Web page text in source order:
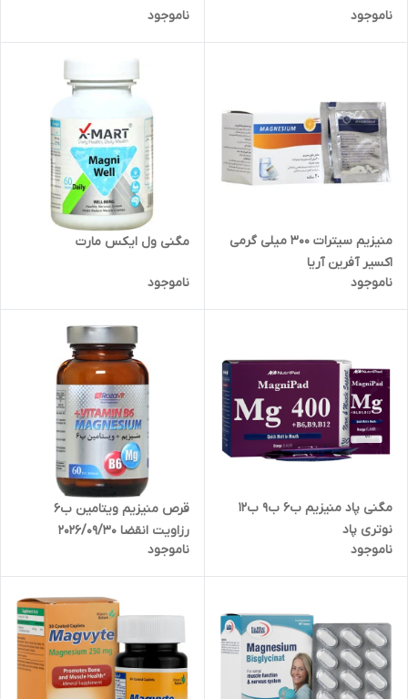
ناموجود ناموجود
منیزیم سیترات 300 میلی گرمی
اکسیر آفرین آریا
ناموجود
مگنی ول ایکس مارت
ناموجود
مگنی پاد منیزیم ب6 ب9 ب12
نوتری پاد
ناموجود
قرص منیزیم ویتامین ب6
رزاویت انقضا 2026/09/30
ناموجود